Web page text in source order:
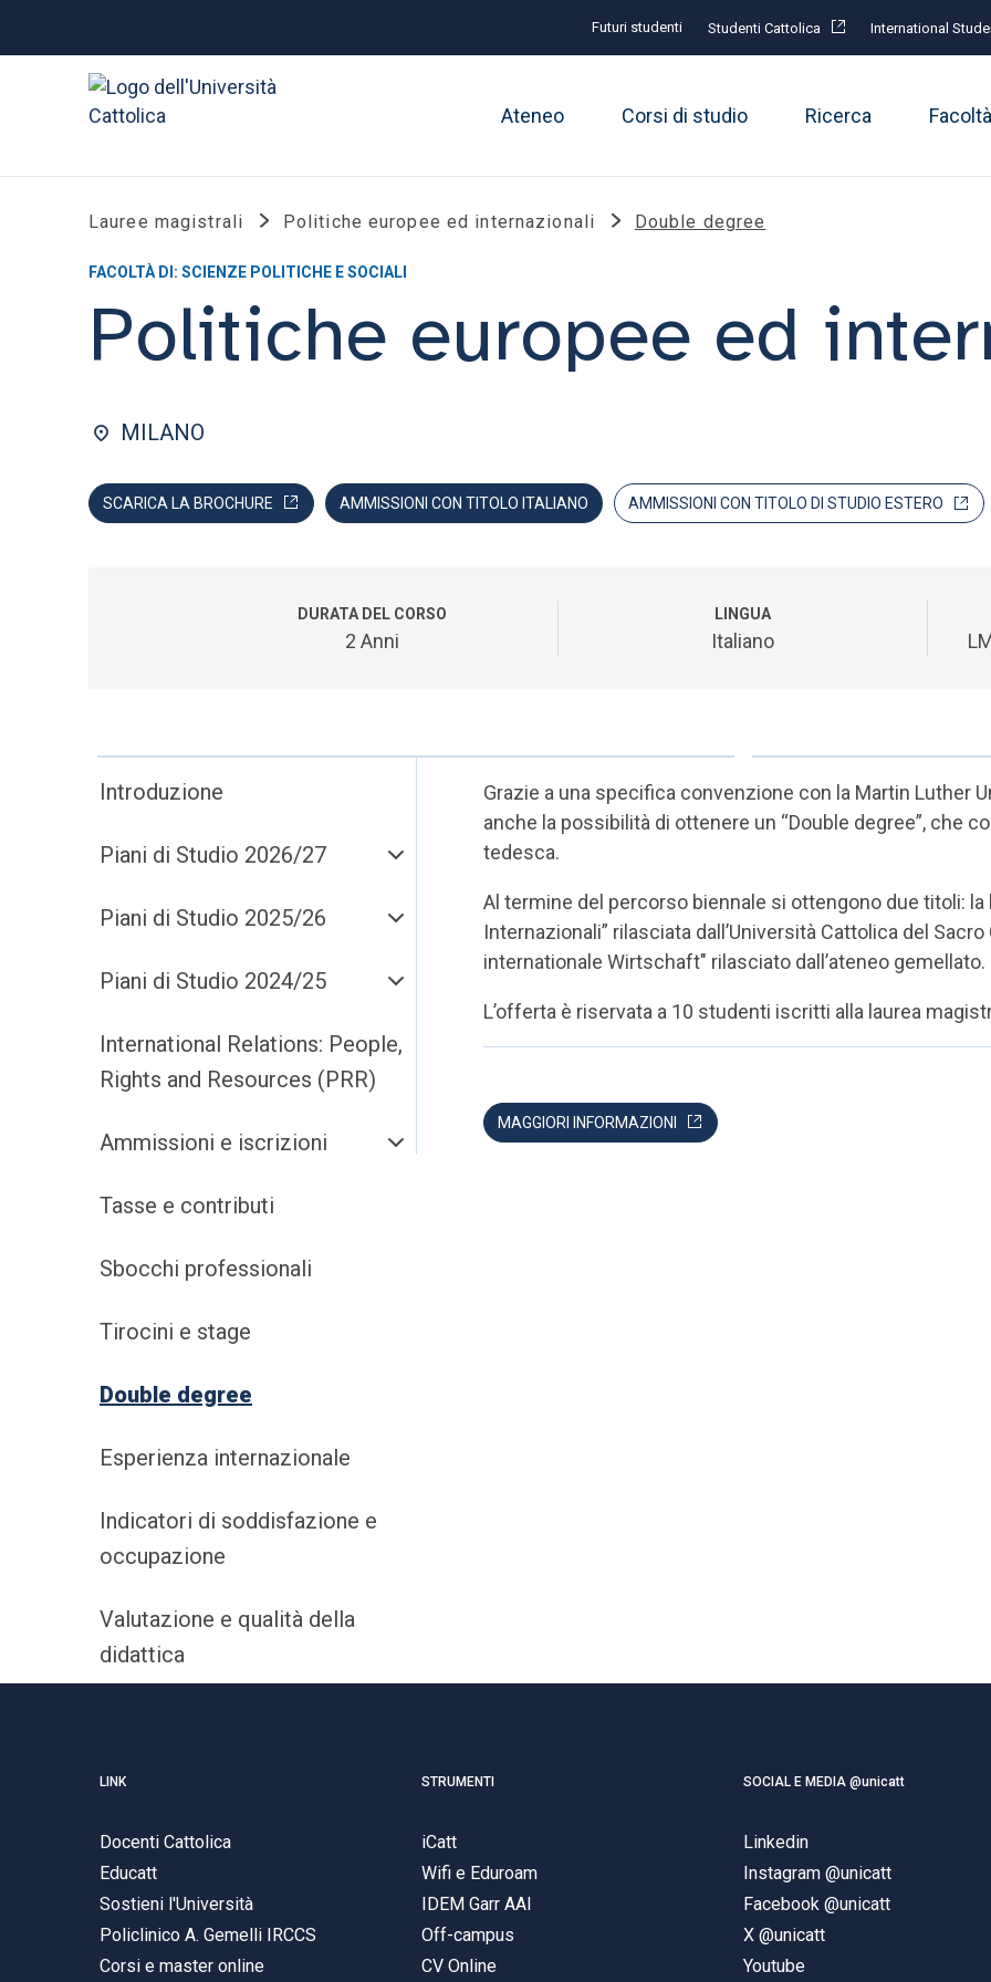
Futuri studenti Studenti Cattolica International
Ateneo Corsi di studio Ricerca
Lauree magistrali Politiche europee ed internazionali Double degree
FACOLTÀ DI: SCIENZE POLITICHE E SOCIALI
Politiche europee ed
MILANO
SCARICA LA BROCHURE AMMISSIONI CON TITOLO ITALIANO AMMISSIONI CON TITOLO DI STUDIO ESTERO
DURATA DEL CORSO
2 Anni
LINGUA
Italiano
Introduzione
Piani di Studio 2026/27
Piani di Studio 2025/26
Piani di Studio 2024/25
International Relations: People,
Rights and Resources (PRR)
Ammissioni e iscrizioni
Tasse e contributi
Sbocchi professionali
Tirocini e stage
Double degree
Esperienza internazionale
Indicatori di soddisfazione e
occupazione
Valutazione e qualità della
didattica
Grazie a una specifica convenzione con la Martin Luther
anche la possibilità di ottenere un “Double degree”, che
tedesca.
Al termine del percorso biennale si ottengono due titoli:
Internazionali” rilasciata dall’Università Cattolica del
internationale Wirtschaft" rilasciato dall’ateneo gemellato.
L’offerta è riservata a 10 studenti iscritti alla laurea
MAGGIORI INFORMAZIONI
LINK
Docenti Cattolica
Educatt
Sostieni l'Università
Policlinico A. Gemelli IRCCS
Corsi e master online
STRUMENTI
iCatt
Wifi e Eduroam
IDEM Garr AAI
Off-campus
CV Online
SOCIAL E MEDIA @unicatt
Linkedin
Instagram @unicatt
Facebook @unicatt
X @unicatt
Youtube